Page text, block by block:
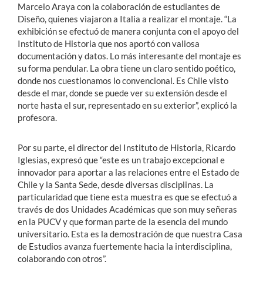
Marcelo Araya con la colaboración de estudiantes de
Diseño, quienes viajaron a Italia a realizar el montaje. “La
exhibición se efectuó de manera conjunta con el apoyo del
Instituto de Historia que nos aportó con valiosa
documentación y datos. Lo más interesante del montaje es
su forma pendular. La obra tiene un claro sentido poético,
donde nos cuestionamos lo convencional. Es Chile visto
desde el mar, donde se puede ver su extensión desde el
norte hasta el sur, representado en su exterior”, explicó la
profesora.
Por su parte, el director del Instituto de Historia, Ricardo
Iglesias, expresó que “este es un trabajo excepcional e
innovador para aportar a las relaciones entre el Estado de
Chile y la Santa Sede, desde diversas disciplinas. La
particularidad que tiene esta muestra es que se efectuó a
través de dos Unidades Académicas que son muy señeras
en la PUCV y que forman parte de la esencia del mundo
universitario. Esta es la demostración de que nuestra Casa
de Estudios avanza fuertemente hacia la interdisciplina,
colaborando con otros”.